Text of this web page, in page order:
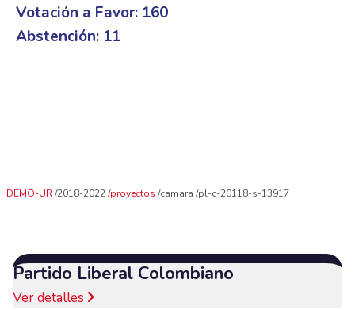
Votación a Favor: 160
Abstención: 11
DEMO-UR 2018-2022 proyectos camara pl-c-20118-s-13917
Partido Liberal Colombiano
Ver detalles